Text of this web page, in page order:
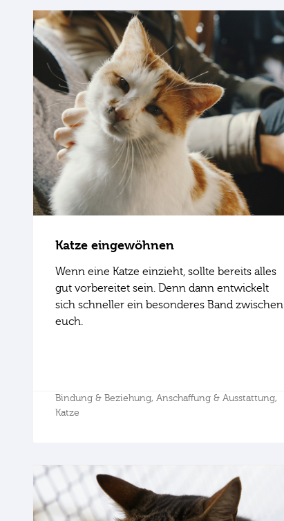
Katze eingewöhnen
Wenn eine Katze einzieht, sollte bereits alles
gut vorbereitet sein. Denn dann entwickelt
sich schneller ein besonderes Band zwischen
euch.
Bindung & Beziehung, Anschaffung & Ausstattung,
Katze